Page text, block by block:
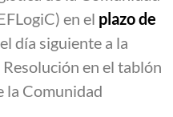
en el plazo de
día siguiente a la
en el tablón
la Comunidad